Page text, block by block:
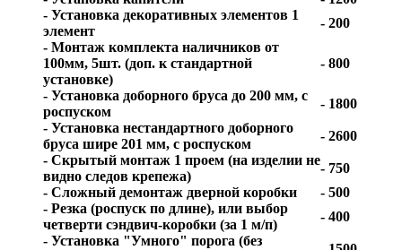
- Установка декоративных элементов 1
элемент
- 200
- Монтаж комплекта наличников от
100мм, 5шт. (доп. к стандартной
установке)
- 800
- Установка доборного бруса до 200 мм, с
роспуском
- 1800
- Установка нестандартного доборного
бруса шире 201 мм, с роспуском
- 2600
- Скрытый монтаж 1 проем (на изделии не
видно следов крепежа)
- 750
- Сложный демонтаж дверной коробки
- 500
- Резка (роспуск по длине), или выбор
четверти сэндвич-коробки (за 1 м/п)
- 400
- Установка "Умного" порога (без